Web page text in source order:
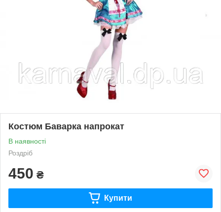
Костюм Баварка напрокат
В наявності
Роздріб
450 ₴
Купити